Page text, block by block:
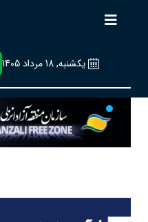
يکشنبه, 18 مرداد 1405